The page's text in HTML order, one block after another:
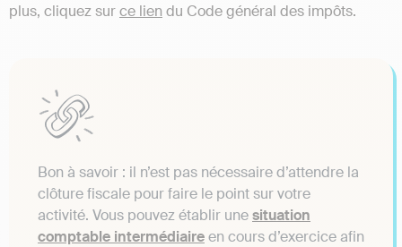
plus, cliquez surce lien du Code général des impôts.
Bon à savoir : il n’est pas nécessaire d’attendre la
clôture fiscale pour faire le point sur votre
activité. Vous pouvez établir unesituation
comptable intermédiaireen cours d’exercice afin